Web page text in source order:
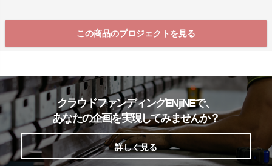
この商品のプロジェクトを見る
クラウドファンディングENjiNEで、
あなたの企画を実現してみませんか？
詳しく見る